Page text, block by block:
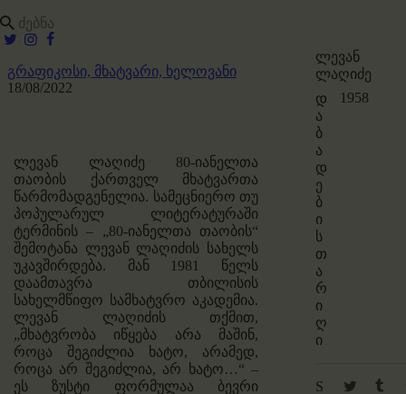
გრაფიკოსი, მხატვარი, ხელოვანი
18/08/2022
ლევან ლაღიძე 80-იანელთა
თაობის ქართველ მხატვართა
წარმომადგენელია. სამეცნიერო თუ
პოპულარულ ლიტერატურაში
ტერმინის – „80-იანელთა თაობის“
შემოტანა ლევან ლაღიძის სახელს
უკავშირდება. მან 1981 წელს
დაამთავრა თბილისის
სახელმწიფო სამხატვრო აკადემია.
ლევან ლაღიძის თქმით,
„მხატვრობა იწყება არა მაშინ,
როცა შეგიძლია ხატო, არამედ,
როცა არ შეგიძლია, არ ხატო…“ –
ეს ზუსტი ფორმულაა ბევრი
ლევან
ლაღიძე
დ
ა
ბ
ა
დ
ე
ბ
ი
ს
თ
ა
რ
ი
ღ
ი
1958
S